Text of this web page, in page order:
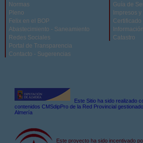
Normas
Pleno
Felix en el BOP
Abastecimiento - Saneamiento
Redes Sociales
Portal de Transparencia
Contacto - Sugerencias
Guía de
Impresos
Certificado
Catastro
Este Sitio ha sido realizado
contenidos CMSdipPro de la Red Provincial
Almería
Este proyecto ha sido incentivado